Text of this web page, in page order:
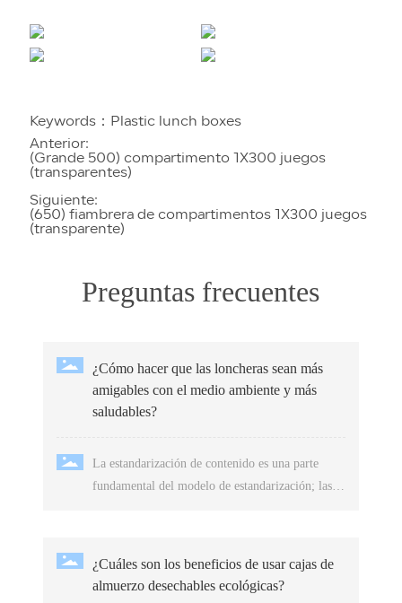
Keywords： Plastic lunch boxes
Anterior:
(Grande 500) compartimento 1X300 juegos
(transparentes)
Siguiente:
(650) fiambrera de compartimentos 1X300 juegos
(transparente)
Preguntas frecuentes
¿Cómo hacer que las loncheras sean más
amigables con el medio ambiente y más
saludables?
La estandarización de contenido es una parte
fundamental del modelo de estandarización; las
sistema, como la planificación de cajas
¿Cuáles son los beneficios de usar cajas de
almuerzo desechables ecológicas?